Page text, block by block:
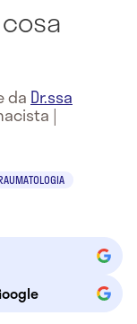
da Dr.ssa
|